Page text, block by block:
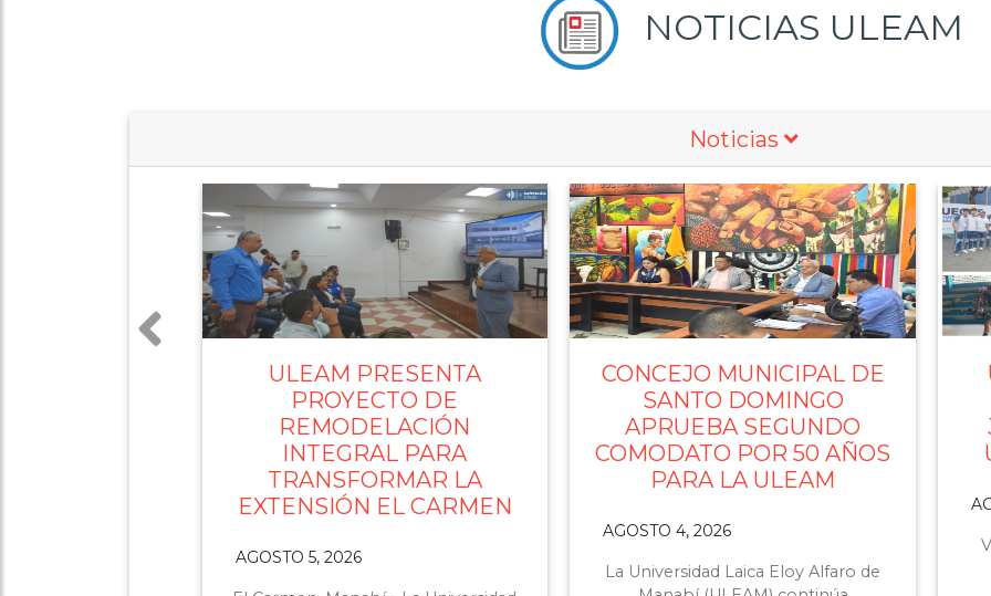
NOTICIAS ULEAM
Noticias
CONCEJO MUNICIPAL DE
SANTO DOMINGO
APRUEBA SEGUNDO
COMODATO POR 50 AÑOS
PARA LA ULEAM
La Universidad Laica Eloy Alfaro de
ULEAM CONQUISTA 17
MEDALLAS EN LOS
JUEGOS NACIONALES
UNIVERSITARIOS 2026
V Juegos Deportivos Nacionales
Universitarios e Institutos de
Educación Superior 2026 La